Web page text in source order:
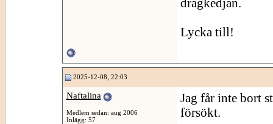
Lycka till!
2025-12-08, 22:03
Naftalina
Medlem sedan: aug 2006
Inlägg: 57
Jag får inte bort
försökt.